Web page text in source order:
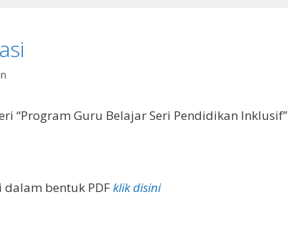
“Program Guru Belajar Seri Pendidikan Inklusif”
bentuk PDFklik disini